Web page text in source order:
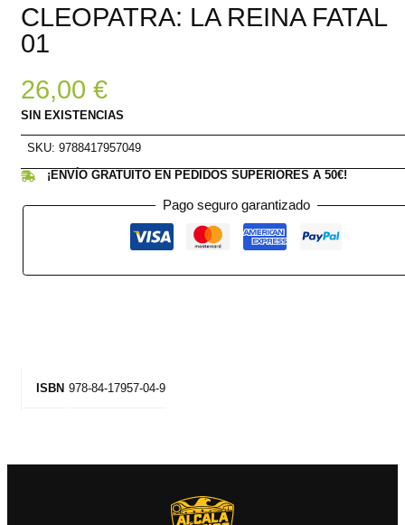
CLEOPATRA: LA REINA FATAL
01
26,00 €
SIN EXISTENCIAS
SKU: 9788417957049
¡ENVÍO GRATUITO EN PEDIDOS SUPERIORES A 50€!
Pago seguro garantizado
ISBN 978-84-17957-04-9